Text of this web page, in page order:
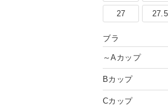
27 27.5
ブラ
～Aカップ
Bカップ
Cカップ